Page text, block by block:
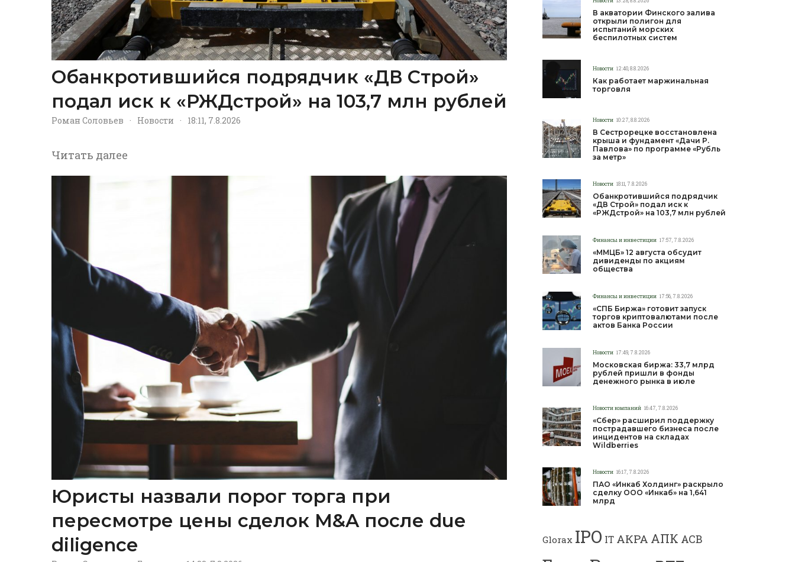
Обанкротившийся подрядчик «ДВ Строй»
подал иск к «РЖДстрой» на 103,7 млн рублей
Роман Соловьев · Новости · 18:11, 7.8.2026
Читать далее
Юристы назвали порог торга при
пересмотре цены сделок M&A после due
diligence
В акватории Финского залива
открыли полигон для
испытаний морских
беспилотных систем
Новости 12:40, 8.8.2026
Как работает маржинальная
торговля
Новости 10:27, 8.8.2026
В Сестрорецке восстановлена
крыша и фундамент «Дачи Р.
Павлова» по программе «Рубль
за метр»
Новости 18:11, 7.8.2026
Обанкротившийся подрядчик
«ДВ Строй» подал иск к
«РЖДстрой» на 103,7 млн рублей
Финансы и инвестиции 17:57, 7.8.2026
«ММЦБ» 12 августа обсудит
дивиденды по акциям
общества
Финансы и инвестиции 17:56, 7.8.2026
«СПБ Биржа» готовит запуск
торгов криптовалютами после
актов Банка России
Новости 17:49, 7.8.2026
Московская биржа: 33,7 млрд
рублей пришли в фонды
денежного рынка в июле
Новости компаний 16:47, 7.8.2026
«Сбер» расширил поддержку
пострадавшего бизнеса после
инцидентов на складах
Wildberries
Новости 16:17, 7.8.2026
ПАО «Инкаб Холдинг» раскрыло
сделку ООО «Инкаб» на 1,641
млрд
Glorax IPO IT АКРА АПК АСВ